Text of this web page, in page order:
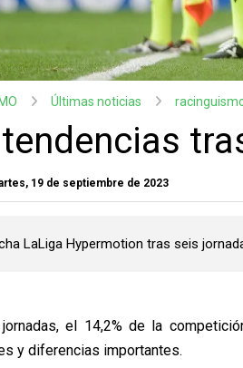
Últimas noticias
19 de septiembre de 2023
LaLiga Hypermotion tras seis
el 14,2% de la
y diferencias importantes.